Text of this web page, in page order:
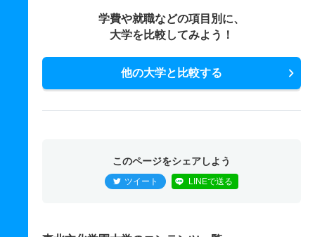
学費や就職などの項目別に、
大学を比較してみよう！
他の大学と比較する
このページをシェアしよう
ツイート LINEで送る